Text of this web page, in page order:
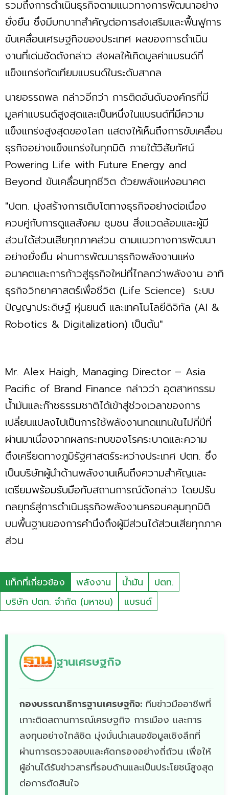
รวมถึงการดำเนินธุรกิจตามแนวทางการพัฒนาอย่าง
ยั่งยืน ซึ่งมีบทบาทสำคัญต่อการส่งเสริมและฟื้นฟูการ
ขับเคลื่อนเศรษฐกิจของประเทศ ผลของการดำเนิน
งานที่เด่นชัดดังกล่าว ส่งผลให้เกิดมูลค่าแบรนด์ที่
แข็งแกร่งทัดเทียมแบรนด์ในระดับสากล
นายอรรถพล กล่าวอีกว่า การติดอันดับองค์กรที่มี
มูลค่าแบรนด์สูงสุดและเป็นหนึ่งในแบรนด์ที่มีความ
แข็งแกร่งสูงสุดของโลก แสดงให้เห็นถึงการขับเคลื่อน
ธุรกิจอย่างแข็งแกร่งในทุกมิติ ภายใต้วิสัยทัศน์
Powering Life with Future Energy and
Beyond ขับเคลื่อนทุกชีวิต ด้วยพลังแห่งอนาคต
"ปตท. มุ่งสร้างการเติบโตทางธุรกิจอย่างต่อเนื่อง
ควบคู่กับการดูแลสังคม ชุมชน สิ่งแวดล้อมและผู้มี
ส่วนได้ส่วนเสียทุกภาคส่วน ตามแนวทางการพัฒนา
อย่างยั่งยืน ผ่านการพัฒนาธุรกิจพลังงานแห่ง
อนาคตและการก้าวสู่ธุรกิจใหม่ที่ไกลกว่าพลังงาน อาทิ
ธุรกิจวิทยาศาสตร์เพื่อชีวิต (Life Science) ระบบ
ปัญญาประดิษฐ์ หุ่นยนต์ และเทคโนโลยีดิจิทัล (AI &
Robotics & Digitalization) เป็นต้น"
Mr. Alex Haigh, Managing Director – Asia
Pacific of Brand Finance กล่าวว่า อุตสาหกรรม
น้ำมันและก๊าซธรรมชาติได้เข้าสู่ช่วงเวลาของการ
เปลี่ยนแปลงไปเป็นการใช้พลังงานทดแทนในไม่กี่ปีที่
ผ่านมาเนื่องจากผลกระทบของโรคระบาดและความ
ตึงเครียดทางภูมิรัฐศาสตร์ระหว่างประเทศ ปตท. ซึ่ง
เป็นบริษัทผู้นำด้านพลังงานเห็นถึงความสำคัญและ
เตรียมพร้อมรับมือกับสถานการณ์ดังกล่าว โดยปรับ
กลยุทธ์สู่การดำเนินธุรกิจพลังงานครอบคลุมทุกมิติ
บนพื้นฐานของการคำนึงถึงผู้มีส่วนได้ส่วนเสียทุกภาค
ส่วน
แท็กที่เกี่ยวข้อง พลังงาน น้ำมัน
ปตท.
บริษัท ปตท. จำกัด (มหาชน)
แบรนด์
ฐานเศรษฐกิจ
กองบรรณาธิการฐานเศรษฐกิจ: ทีมข่าวมืออาชีพที่
เกาะติดสถานการณ์เศรษฐกิจ การเมือง และการ
ลงทุนอย่างใกล้ชิด มุ่งมั่นนำเสนอข้อมูลเชิงลึกที่
ผ่านการตรวจสอบและคัดกรองอย่างถี่ถ้วน เพื่อให้
ผู้อ่านได้รับข่าวสารที่รอบด้านและเป็นประโยชน์สูงสุด
ต่อการตัดสินใจ